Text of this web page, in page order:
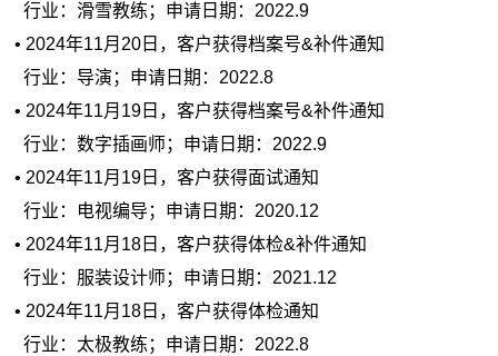
行业：滑雪教练；申请日期：2022.9
• 2024年11月20日，客户获得档案号&补件通知
行业：导演；申请日期：2022.8
• 2024年11月19日，客户获得档案号&补件通知
行业：数字插画师；申请日期：2022.9
• 2024年11月19日，客户获得面试通知
行业：电视编导；申请日期：2020.12
• 2024年11月18日，客户获得体检&补件通知
行业：服装设计师；申请日期：2021.12
• 2024年11月18日，客户获得体检通知
行业：太极教练；申请日期：2022.8